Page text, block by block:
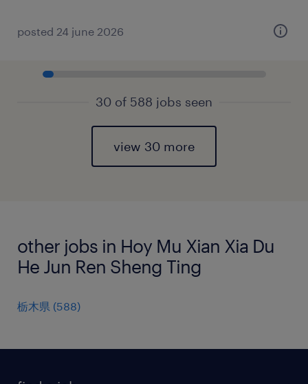
posted 24 june 2026
30 of 588 jobs seen
view 30 more
other jobs in Hoy Mu Xian Xia Du
He Jun Ren Sheng Ting
栃木県 (588)